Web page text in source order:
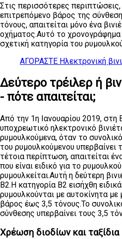
Στις περισσότερες
επιτρεπόμενο βάρος της
τόνους, απαιτείται μόνο ένα
οχήματος.Αυτό το χρονογράφημα
σχετική κατηγορία του
ΑΓΟΡΑΣΤΕ Ηλεκτρονική
Δεύτερο τρέιλερ ή
- πότε απαιτείται;
Από την 1η Ιανουαρίου 2019, στη
υποχρεωτικό ηλεκτρονικό
ρυμουλκούμενα, όταν το
του ρυμουλκούμενου υπερβαίνει
τέτοια περίπτωση, απαιτείται
που είναι ειδικό για το
ρυμουλκείται.Αυτή η δεύτερη
Β2.Η κατηγορία Β2 εισήχθη
ρυμουλκούνται με αυτοκίνητα με
βάρος έως 3,5 τόνους.Το
σύνθεσης υπερβαίνει τους 3,5
Χρέωση διοδίων και